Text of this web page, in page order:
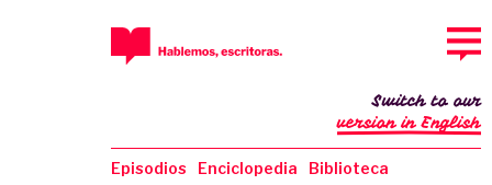
Episodios Enciclopedia
Biblioteca
Switch to our
version in English